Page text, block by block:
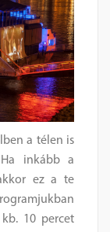
a télen is
inkább a
ez a te
10 percet